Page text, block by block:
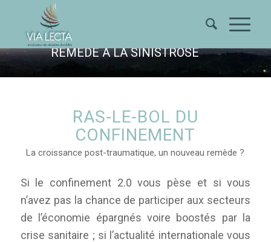
"CROISSANCE POST-
TRAUMATIQUE" : UN NOUVEAU
REMÈDE À LA SINISTROSE
RAS-LE-BOL DU
CONFINEMENT
La croissance post-traumatique, un nouveau remède ?
Si le confinement 2.0 vous pèse et si vous
n’avez pas la chance de participer aux secteurs
de l’économie épargnés voire boostés par la
crise sanitaire ; si l’actualité internationale vous